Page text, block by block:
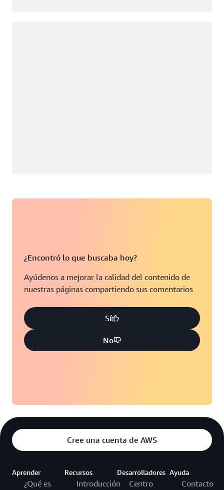
¿Encontró lo que buscaba hoy?
Ayúdenos a mejorar la calidad del contenido de
nuestras páginas compartiendo sus comentarios
Sí
No
Cree una cuenta de AWS
Aprender
¿Qué es
Recursos
Introducción
Desarrolladores
Centro
Ayuda
Contacto